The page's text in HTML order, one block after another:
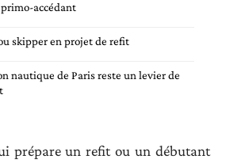
accédant
skipper en projet de refit
nautique de Paris reste un levier de
prépare un refit ou un débutant